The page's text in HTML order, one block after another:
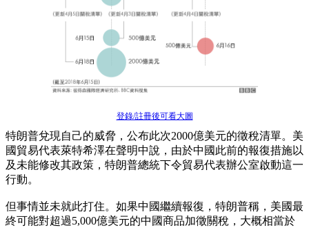
登錄/註冊後可看大圖
特朗普兌現自己的威脅，公布此次2000億美元的徵稅清單。美
國貿易代表萊特希澤在聲明中說，由於中國此前的報復措施以
及未能修改其政策，特朗普總統下令貿易代表辦公室啟動這一
行動。
但事情並未就此打住。如果中國繼續報復，特朗普稱，美國最
終可能對超過5,000億美元的中國商品加徵關稅，大概相當於